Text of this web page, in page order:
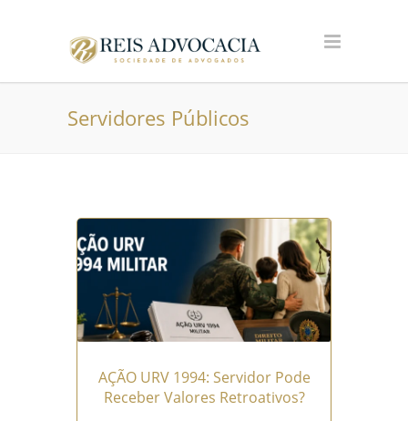
Servidores Públicos
AÇÃO URV 1994: Servidor Pode
Receber Valores Retroativos?